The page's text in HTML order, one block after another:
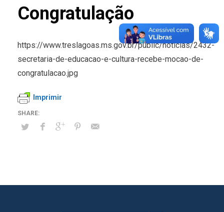
Congratulação
https://www.treslagoas.ms.gov.br/public/noticias/2432-
secretaria-de-educacao-e-cultura-recebe-mocao-de-
congratulacao.jpg
Imprimir